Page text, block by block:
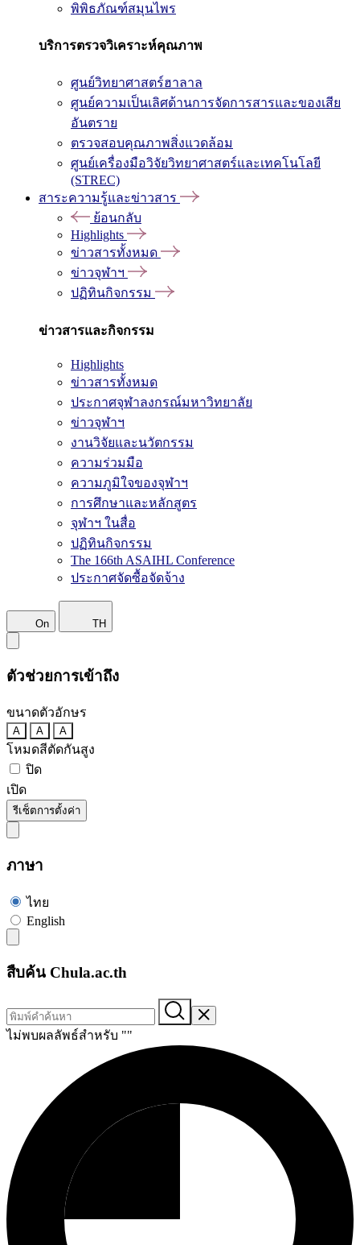
พิพิธภัณฑ์สมุนไพร
บริการตรวจวิเคราะห์คุณภาพ
ศูนย์วิทยาศาสตร์ฮาลาล
ศูนย์ความเป็นเลิศด้านการจัดการสารและของเสีย
อันตราย
ตรวจสอบคุณภาพสิ่งแวดล้อม
ศูนย์เครื่องมือวิจัยวิทยาศาสตร์และเทคโนโลยี
(STREC)
สาระความรู้และข่าวสาร
ย้อนกลับ
Highlights
ข่าวสารทั้งหมด
ข่าวจุฬาฯ
ปฏิทินกิจกรรม
ข่าวสารและกิจกรรม
Highlights
ข่าวสารทั้งหมด
ประกาศจุฬาลงกรณ์มหาวิทยาลัย
ข่าวจุฬาฯ
งานวิจัยและนวัตกรรม
ความร่วมมือ
ความภูมิใจของจุฬาฯ
การศึกษาและหลักสูตร
จุฬาฯ ในสื่อ
ปฏิทินกิจกรรม
The 166th ASAIHL Conference
ประกาศจัดซื้อจัดจ้าง
On TH
ตัวช่วยการเข้าถึง
ขนาดตัวอักษร
A A A
โหมดสีตัดกันสูง
ปิด
เปิด
รีเซ็ตการตั้งค่า
ภาษา
ไทย
English
สืบค้น Chula.ac.th
ไม่พบผลลัพธ์สำหรับ ""